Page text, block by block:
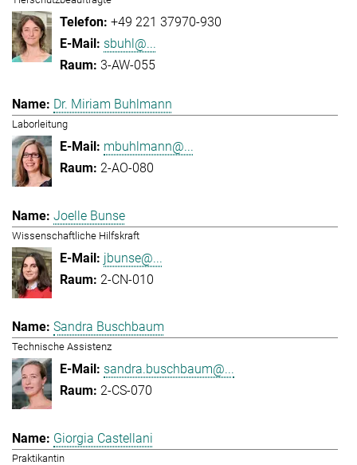
+49 221 37970-930
sbuhl@...
3-AW-055
Dr. Miriam Buhlmann
Laborleitung
mbuhlmann@...
2-AO-080
Joelle Bunse
Wissenschaftliche Hilfskraft
jbunse@...
2-CN-010
Sandra Buschbaum
Technische Assistenz
sandra.buschbaum@...
2-CS-070
Giorgia Castellani
Praktikantin